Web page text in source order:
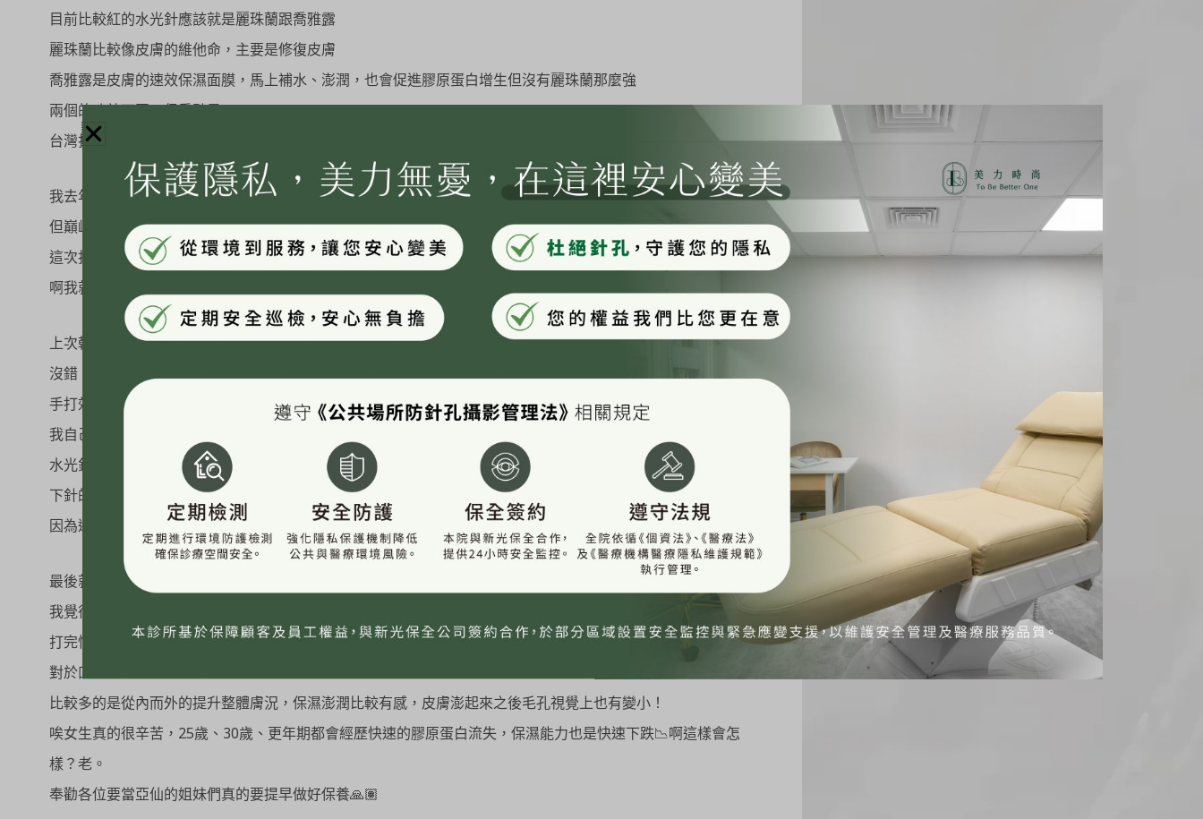
目前比較紅的水光針應該就是麗珠蘭跟喬雅露
麗珠蘭比較像皮膚的維他命，主要是修復皮膚
喬雅露是皮膚的速效保濕面膜，馬上補水、澎潤，也會促進膠原蛋白增生但沒有麗珠蘭那麼強
兩個的功效不同，但重點是⋯
台灣打麗珠蘭是不合法的喔～╭(°A°`)╮
我去年去韓國有打麗珠蘭，傷口復原後皮膚也真的好！
但巔峰好大概1-2週，後來就沒什麼感覺了
這次打喬雅露也有先問醫師會不會跟麗珠蘭一樣？醫師很委婉的說每個人情況不同沒辦法保證：））））
啊我就是衝看看啊，沒試過也不知道會怎樣？
上次韓國打麗珠蘭跟這次在美力時尚打喬雅露都是選手打
沒錯！水光針可以選擇要手打或是機打！
手打效果比較好、比較能針對想加強的部分加強，缺點就是比較痛🤣
我自己覺得都還是可以忍受的範圍啦～為了要漂亮什麼都馬可以忍：）（壓力球依然沒用到）
水光針就是一直重複在臉上打淺淺的針安捏，打好幾十針💉
下針的時候會有點不爽就是了：）））但我猜有刺青的人去打應該都很🆗？
因為還是會敷麻，會怕痛可以跟他們說，他們就讓你敷好敷滿
最後就是我的心得啦！（廢話好多）
我覺得喬雅露真的就是有感從內而外的保濕💦
打完快一個月了，這個從內而外的保濕感還是在！
對於凹疤我覺得打一次的差別很微小，幾乎🉑忽略（醫師說凹疤也可以打這個加其它的治療改善）
比較多的是從內而外的提升整體膚況，保濕澎潤比較有感，皮膚澎起來之後毛孔視覺上也有變小！
唉女生真的很辛苦，25歲、30歲、更年期都會經歷快速的膠原蛋白流失，保濕能力也是快速下跌📉啊這樣會怎
樣？老。
奉勸各位要當亞仙的姐妹們真的要提早做好保養🙏🏽